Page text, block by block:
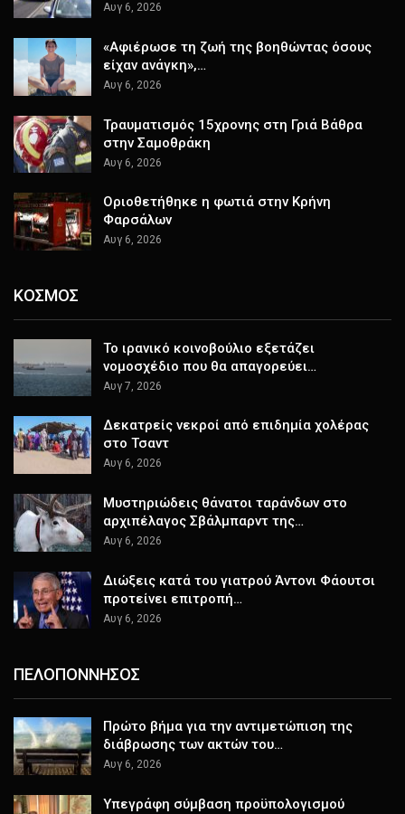
Αυγ 6, 2026
«Αφιέρωσε τη ζωή της βοηθώντας όσους
είχαν ανάγκη»,…
Αυγ 6, 2026
Τραυματισμός 15χρονης στη Γριά Βάθρα
στην Σαμοθράκη
Αυγ 6, 2026
Οριοθετήθηκε η φωτιά στην Κρήνη
Φαρσάλων
Αυγ 6, 2026
ΚΟΣΜΟΣ
Το ιρανικό κοινοβούλιο εξετάζει
νομοσχέδιο που θα απαγορεύει…
Αυγ 7, 2026
Δεκατρείς νεκροί από επιδημία χολέρας
στο Τσαντ
Αυγ 6, 2026
Μυστηριώδεις θάνατοι ταράνδων στο
αρχιπέλαγος Σβάλμπαρντ της…
Αυγ 6, 2026
Διώξεις κατά του γιατρού Άντονι Φάουτσι
προτείνει επιτροπή…
Αυγ 6, 2026
ΠΕΛΟΠΟΝΝΗΣΟΣ
Πρώτο βήμα για την αντιμετώπιση της
διάβρωσης των ακτών του…
Αυγ 6, 2026
Υπεγράφη σύμβαση προϋπολογισμού